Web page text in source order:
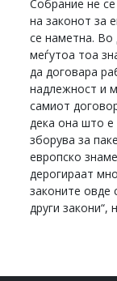
Собрание не
на законот за
се наметна.
меѓутоа тоа
да договара
надлежност и
самиот
дека она што е
зборува за
европско
дерогираат
законите овде
други закони“,